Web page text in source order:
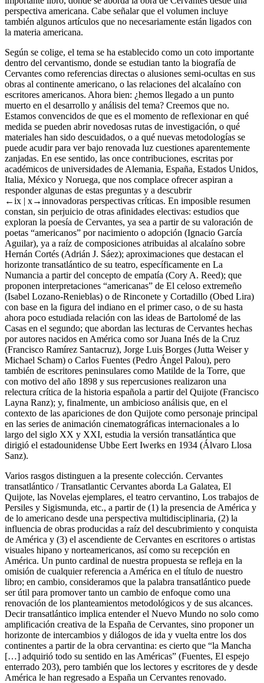
perspectiva americana. Cabe señalar que el volumen incluye
también algunos artículos que no necesariamente están ligados con
la materia americana.
Según se colige, el tema se ha establecido como un coto importante
dentro del cervantismo, donde se estudian tanto la biografía de
Cervantes como referencias directas o alusiones semi-ocultas en sus
obras al continente americano, o las relaciones del alcalaíno con
escritores americanos. Ahora bien: ¿hemos llegado a un punto
muerto en el desarrollo y análisis del tema? Creemos que no.
Estamos convencidos de que es el momento de reflexionar en qué
medida se pueden abrir novedosas rutas de investigación, o qué
materiales han sido descuidados, o a qué nuevas metodologías se
puede acudir para ver bajo renovada luz cuestiones aparentemente
zanjadas. En ese sentido, las once contribuciones, escritas por
académicos de universidades de Alemania, España, Estados Unidos,
Italia, México y Noruega, que nos complace ofrecer aspiran a
responder algunas de estas preguntas y a descubrir
←ix | x→innovadoras perspectivas críticas. En imposible resumen
constan, sin perjuicio de otras afinidades electivas: estudios que
exploran la poesía de Cervantes, ya sea a partir de su valoración de
poetas “americanos” por nacimiento o adopción (Ignacio García
Aguilar), ya a raíz de composiciones atribuidas al alcalaíno sobre
Hernán Cortés (Adrián J. Sáez); aproximaciones que destacan el
horizonte transatlántico de su teatro, específicamente en La
Numancia a partir del concepto de empatía (Cory A. Reed); que
proponen interpretaciones “americanas” de El celoso extremeño
(Isabel Lozano-Renieblas) o de Rinconete y Cortadillo (Obed Lira)
con base en la figura del indiano en el primer caso, o de su hasta
ahora poco estudiada relación con las ideas de Bartolomé de las
Casas en el segundo; que abordan las lecturas de Cervantes hechas
por autores nacidos en América como sor Juana Inés de la Cruz
(Francisco Ramírez Santacruz), Jorge Luis Borges (Jutta Weiser y
Michael Scham) o Carlos Fuentes (Pedro Ángel Palou), pero
también de escritores peninsulares como Matilde de la Torre, que
con motivo del año 1898 y sus repercusiones realizaron una
relectura crítica de la historia española a partir del Quijote (Francisco
Layna Ranz); y, finalmente, un ambicioso análisis que, en el
contexto de las apariciones de don Quijote como personaje principal
en las series de animación cinematográficas internacionales a lo
largo del siglo XX y XXI, estudia la versión transatlántica que
dirigió el estadounidense Ubbe Eert Iwerks en 1934 (Álvaro Llosa
Sanz).
Varios rasgos distinguen a la presente colección. Cervantes
transatlántico / Transatlantic Cervantes aborda La Galatea, El
Quijote, las Novelas ejemplares, el teatro cervantino, Los trabajos de
Persiles y Sigismunda, etc., a partir de (1) la presencia de América y
de lo americano desde una perspectiva multidisciplinaria, (2) la
influencia de obras producidas a raíz del descubrimiento y conquista
de América y (3) el ascendiente de Cervantes en escritores o artistas
visuales hipano y norteamericanos, así como su recepción en
América. Un punto cardinal de nuestra propuesta se refleja en la
omisión de cualquier referencia a América en el título de nuestro
libro; en cambio, consideramos que la palabra transatlántico puede
ser útil para promover tanto un cambio de enfoque como una
renovación de los planteamientos metodológicos y de sus alcances.
Decirtransatlántico implica entender el Nuevo Mundo no solo como
amplificación creativa de la España de Cervantes, sino proponer un
horizonte de intercambios y diálogos de ida y vuelta entre los dos
continentes a partir de la obra cervantina: es cierto que “la Mancha
[…] adquirió todo su sentido en las Américas” (Fuentes, El espejo
enterrado 203), pero también que los lectores y escritores de y desde
América le han regresado a España un Cervantes renovado.